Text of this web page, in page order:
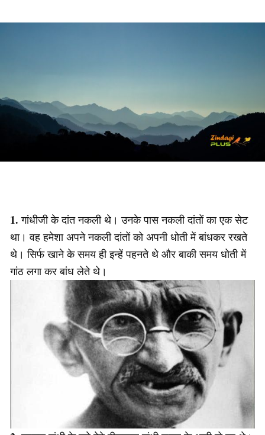
1.गांधीजी के दांत नकली थे। उनके पास नकली दांतों का एक सेट
था। वह हमेशा अपने नकली दांतों को अपनी धोती में बांधकर रखते
थे। सिर्फ खाने के समय ही इन्हें पहनते थे और बाकी समय धोती में
गांठ लगा कर बांध लेते थे।